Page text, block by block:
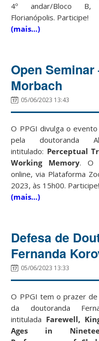
4º andar/Bloco B,
Florianópolis. Participe!
(mais…)
Open
Morbach
05/06/2023 13:43
O PPGI divulga o evento
pela doutoranda
intitulado: Perceptual
Working Memory. O
online, via Plataforma
2023, às 15h00. Participe!
(mais…)
Defesa de
Fernanda
05/06/2023 13:33
O PPGI tem o prazer
da doutoranda
intitulada Farewell,
Ages in